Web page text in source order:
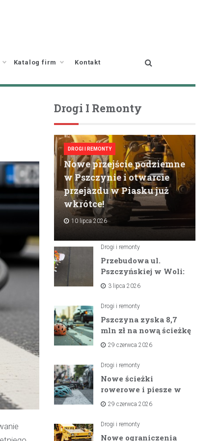
Katalog firm Kontakt
Drogi I Remonty
DROGI I REMONTY
Nowe przejście podziemne
w Pszczynie i otwarcie
przejazdu w Piasku już
wkrótce!
10 lipca 2026
Drogi i remonty
Przebudowa ul.
Pszczyńskiej w Woli:
Wielka inwestycja
horyzoncie
3 lipca 2026
Drogi i remonty
Pszczyna zyska 8,7
mln zł na nową ścieżkę
rowerową między
29 czerwca 2026
Drogi i remonty
Nowe ścieżki
rowerowe i piesze w
gminach Suszec i
unijnemu wsparciu
29 czerwca 2026
Drogi i remonty
Nowe ograniczenia